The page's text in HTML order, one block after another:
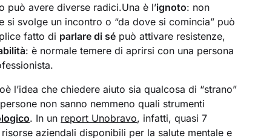
può avere diverse radici.Una è l’ignoto: non
si svolge un incontro o “da dove si comincia” può
fatto di parlare di sé può attivare resistenze,
: è normale temere di aprirsi con una persona
l’idea che chiedere aiuto sia qualcosa di “strano”
non sanno nemmeno quali strumenti
. In un report Unobravo, infatti, quasi 7
aziendali disponibili per la salute mentale e